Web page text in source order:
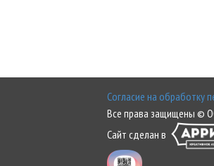
Согласие на обработку
Все права защищены ©
Сайт сделан в